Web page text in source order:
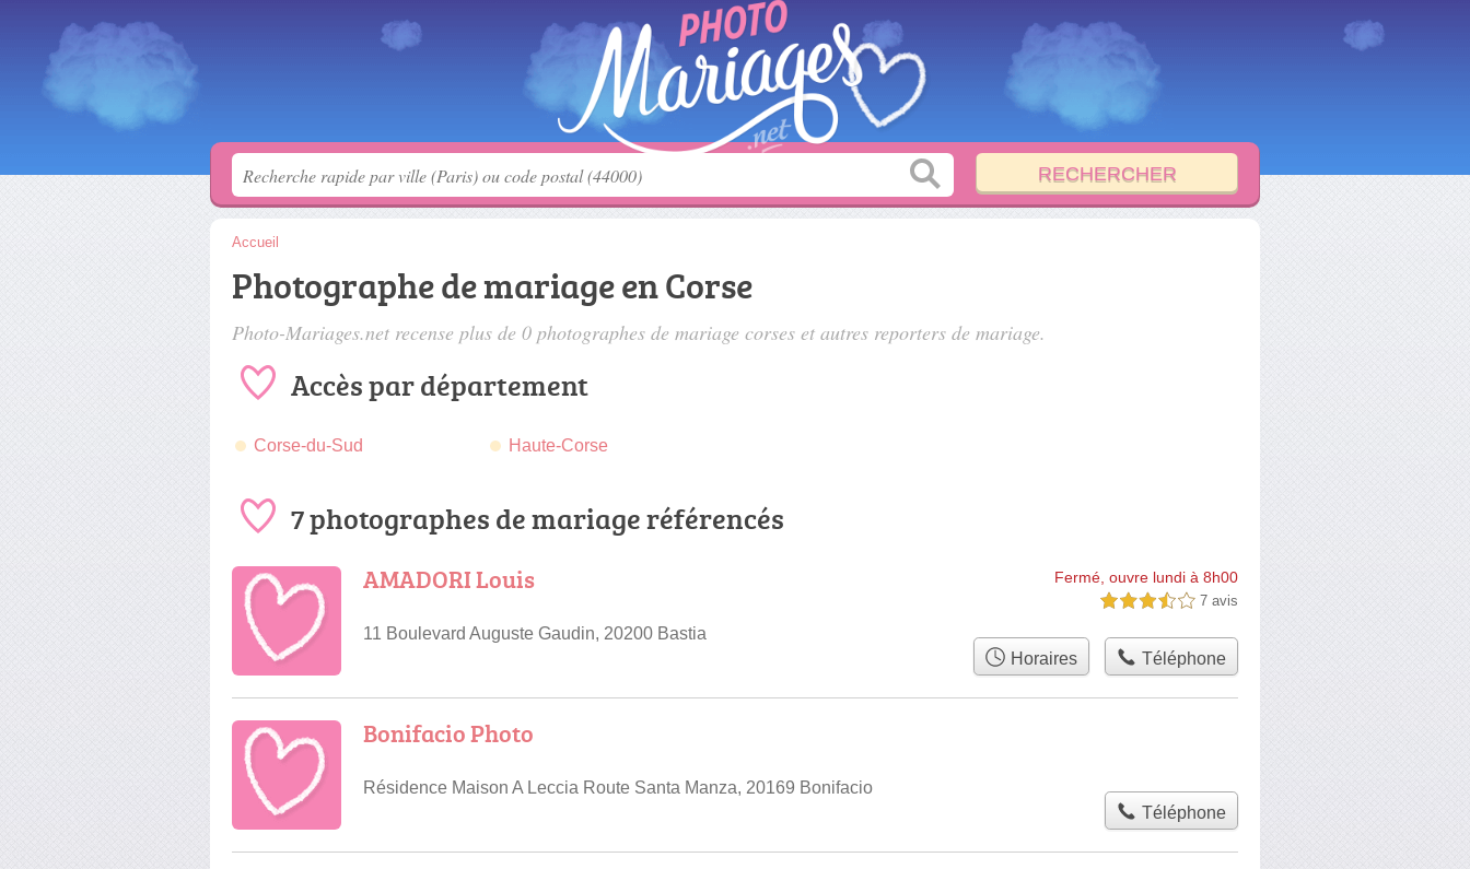
Accueil
Photographe de mariage en Corse
Photo-Mariages.net recense plus de 0 photographes de mariage corses et autres reporters de mariage.
Accès par département
Corse-du-Sud Haute-Corse
7 photographes de mariage référencés
AMADORI Louis
11 Boulevard Auguste Gaudin, 20200 Bastia
Fermé, ouvre lundi à 8h00
3,5 étoiles sur 5 7 avis
Horaires Téléphone
Bonifacio Photo
Résidence Maison A Leccia Route Santa Manza, 20169 Bonifacio
Téléphone